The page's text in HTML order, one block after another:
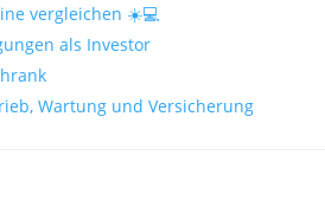
vergleichen ☀️💻
als Investor
Wartung und Versicherung